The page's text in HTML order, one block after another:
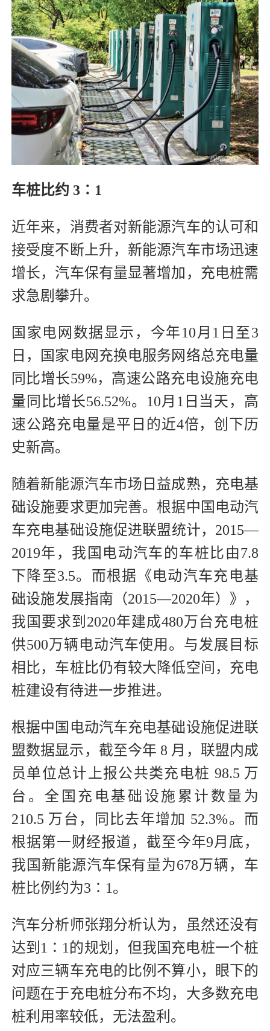
车桩比约 3∶1
近年来，消费者对新能源汽车的认可和
接受度不断上升，新能源汽车市场迅速
增长，汽车保有量显著增加，充电桩需
求急剧攀升。
国家电网数据显示，今年10月1日至3
日，国家电网充换电服务网络总充电量
同比增长59%，高速公路充电设施充电
量同比增长56.52%。10月1日当天，高
速公路充电量是平日的近4倍，创下历
史新高。
随着新能源汽车市场日益成熟，充电基
础设施要求更加完善。根据中国电动汽
车充电基础设施促进联盟统计，2015—
2019年，我国电动汽车的车桩比由7.8
下降至3.5。而根据《电动汽车充电基
础设施发展指南（2015—2020年）》，
我国要求到2020年建成480万台充电桩
供500万辆电动汽车使用。与发展目标
相比，车桩比仍有较大降低空间，充电
桩建设有待进一步推进。
根据中国电动汽车充电基础设施促进联
盟数据显示，截至今年 8 月，联盟内成
员单位总计上报公共类充电桩 98.5 万
台。全国充电基础设施累计数量为
210.5 万台，同比去年增加 52.3%。而
根据第一财经报道，截至今年9月底，
我国新能源汽车保有量为678万辆，车
桩比例约为3∶1。
汽车分析师张翔分析认为，虽然还没有
达到1∶1的规划，但我国充电桩一个桩
对应三辆车充电的比例不算小，眼下的
问题在于充电桩分布不均，大多数充电
桩利用率较低，无法盈利。